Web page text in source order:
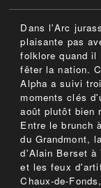
Dans l'Arc
plaisante pas
folklore quand il
fêter la nation.
Alpha a suivi
moments clés
août plutôt bien
Entre le brunch
du Grandmont,
d'Alain Berset à
et les feux
Chaux-de-